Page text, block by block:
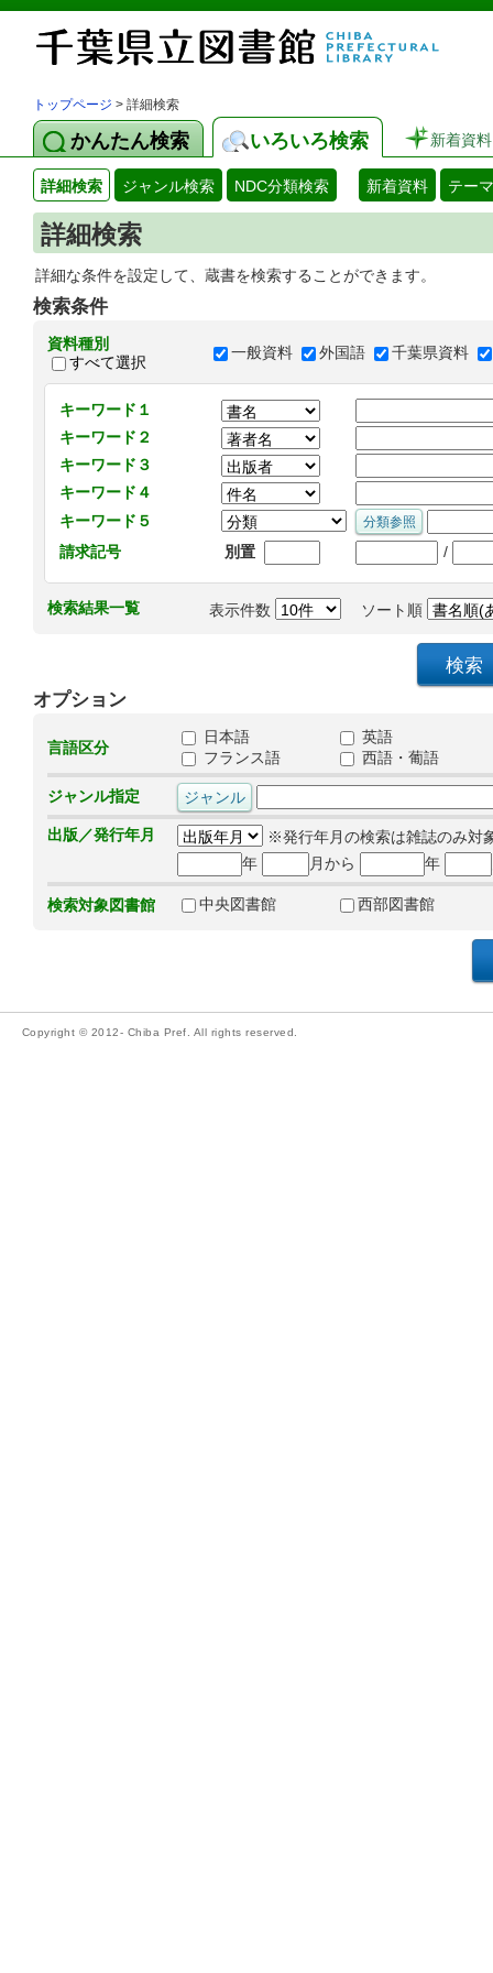
トップページ > 詳細検索
かんたん検索 いろいろ検索 新着資料
詳細検索 ジャンル検索 NDC分類検索 新着資料 テー
詳細検索
詳細な条件を設定して、蔵書を検索することができます。
検索条件
資料種別
すべて選択
一般資料 外国語 千葉県資料
キーワード１
キーワード２
キーワード３
キーワード４
キーワード５
請求記号
別置 /
検索結果一覧 表示件数 ソート順
オプション
言語区分
日本語
英語
フランス語
西語・葡語
ジャンル指定
出版／発行年月
※発行年月の検索は雑誌のみ対
年
月から 年
検索対象図書館 中央図書館 西部図書館
Copyright © 2012- Chiba Pref. All rights reserved.